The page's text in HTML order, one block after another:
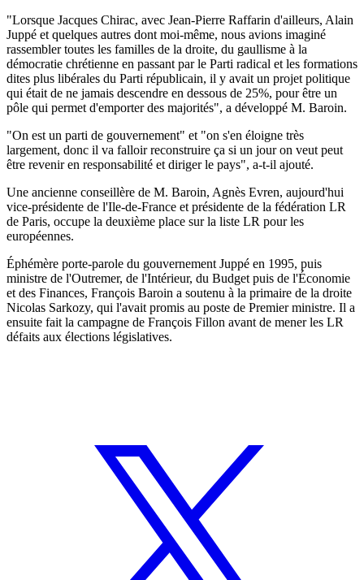
"Lorsque Jacques Chirac, avec Jean-Pierre Raffarin d'ailleurs, Alain
Juppé et quelques autres dont moi-même, nous avions imaginé
rassembler toutes les familles de la droite, du gaullisme à la
démocratie chrétienne en passant par le Parti radical et les formations
dites plus libérales du Parti républicain, il y avait un projet politique
qui était de ne jamais descendre en dessous de 25%, pour être un
pôle qui permet d'emporter des majorités", a développé M. Baroin.
"On est un parti de gouvernement" et "on s'en éloigne très
largement, donc il va falloir reconstruire ça si un jour on veut peut
être revenir en responsabilité et diriger le pays", a-t-il ajouté.
Une ancienne conseillère de M. Baroin, Agnès Evren, aujourd'hui
vice-présidente de l'Ile-de-France et présidente de la fédération LR
de Paris, occupe la deuxième place sur la liste LR pour les
européennes.
Éphémère porte-parole du gouvernement Juppé en 1995, puis
ministre de l'Outremer, de l'Intérieur, du Budget puis de l'Économie
et des Finances, François Baroin a soutenu à la primaire de la droite
Nicolas Sarkozy, qui l'avait promis au poste de Premier ministre. Il a
ensuite fait la campagne de François Fillon avant de mener les LR
défaits aux élections législatives.